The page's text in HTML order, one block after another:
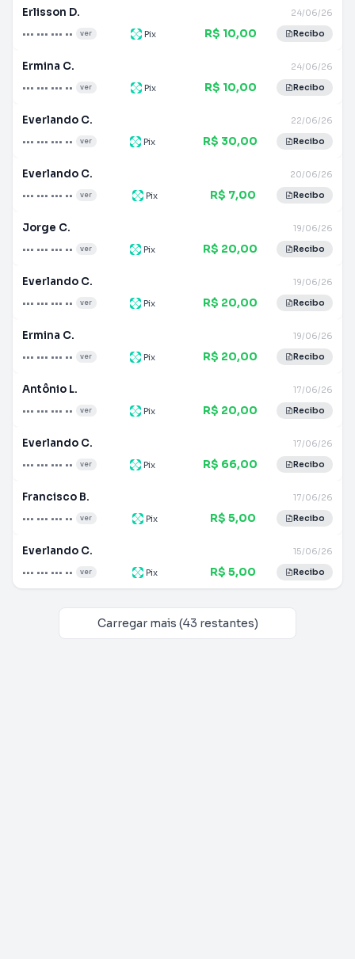
Erlisson D.
••• ••• ••• •• ver
24/06/26
Pix R$ 10,00 Recibo
Ermina C.
••• ••• ••• •• ver
24/06/26
Pix R$ 10,00 Recibo
Everlando C.
••• ••• ••• •• ver
22/06/26
Pix R$ 30,00 Recibo
Everlando C.
••• ••• ••• •• ver
20/06/26
Pix R$ 7,00 Recibo
Jorge C.
••• ••• ••• •• ver
19/06/26
Pix R$ 20,00 Recibo
Everlando C.
••• ••• ••• •• ver
19/06/26
Pix R$ 20,00 Recibo
Ermina C.
••• ••• ••• •• ver
19/06/26
Pix R$ 20,00 Recibo
Antônio L.
••• ••• ••• •• ver
17/06/26
Pix R$ 20,00 Recibo
Everlando C.
••• ••• ••• •• ver
17/06/26
Pix R$ 66,00 Recibo
Francisco B.
••• ••• ••• •• ver
17/06/26
Pix R$ 5,00 Recibo
Everlando C.
••• ••• ••• •• ver
15/06/26
Pix R$ 5,00 Recibo
Carregar mais (43 restantes)